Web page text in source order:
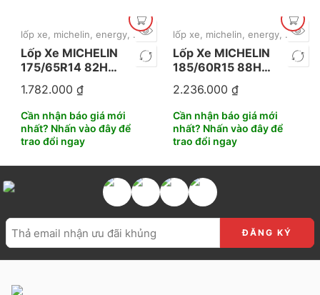
lốp xe, michelin, energy, mặc định
Lốp Xe MICHELIN
175/65R14 82H
Energy XM 2+
Thailand
1.782.000 ₫
Cần nhận báo giá mới
nhất? Nhấn vào đây để
trao đổi ngay
lốp xe, michelin, energy, mặc
Lốp Xe MICHELIN
185/60R15 88H
Energy XM 2+
2.236.000 ₫
Cần nhận báo giá mới
nhất? Nhấn vào đây để
trao đổi ngay